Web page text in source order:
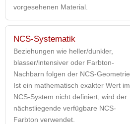
vorgesehenen Material.
NCS-Systematik
Beziehungen wie heller/dunkler,
blasser/intensiver oder Farbton-
Nachbarn folgen der NCS-Geometrie.
Ist ein mathematisch exakter Wert im
NCS-System nicht definiert, wird der
nächstliegende verfügbare NCS-
Farbton verwendet.